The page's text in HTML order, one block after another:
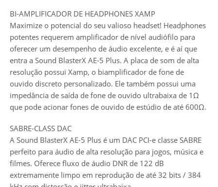
BI-AMPLIFICADOR DE HEADPHONES XAMP
Maximize o potencial do seu valioso headset! Headphones
potentes requerem amplificador de nível audiófilo para
oferecer um desempenho de áudio excelente, e é aí que
entra a Sound BlasterX AE-5 Plus. A placa de som de alta
resolução possui Xamp, o biamplificador de fone de
ouvido discreto personalizado. Ele também possui uma
impedância de saída de fone de ouvido ultrabaixa de 1Ω
que pode acionar fones de ouvido de estúdio de até 600Ω.
SABRE-CLASS DAC
A Sound BlasterX AE-5 Plus é um DAC PCI-e classe SABRE
perfeito para áudio de alta resolução para jogos, música e
filmes. Oferece fluxo de áudio DNR de 122 dB
extremamente limpo em reprodução de até 32 bits / 384